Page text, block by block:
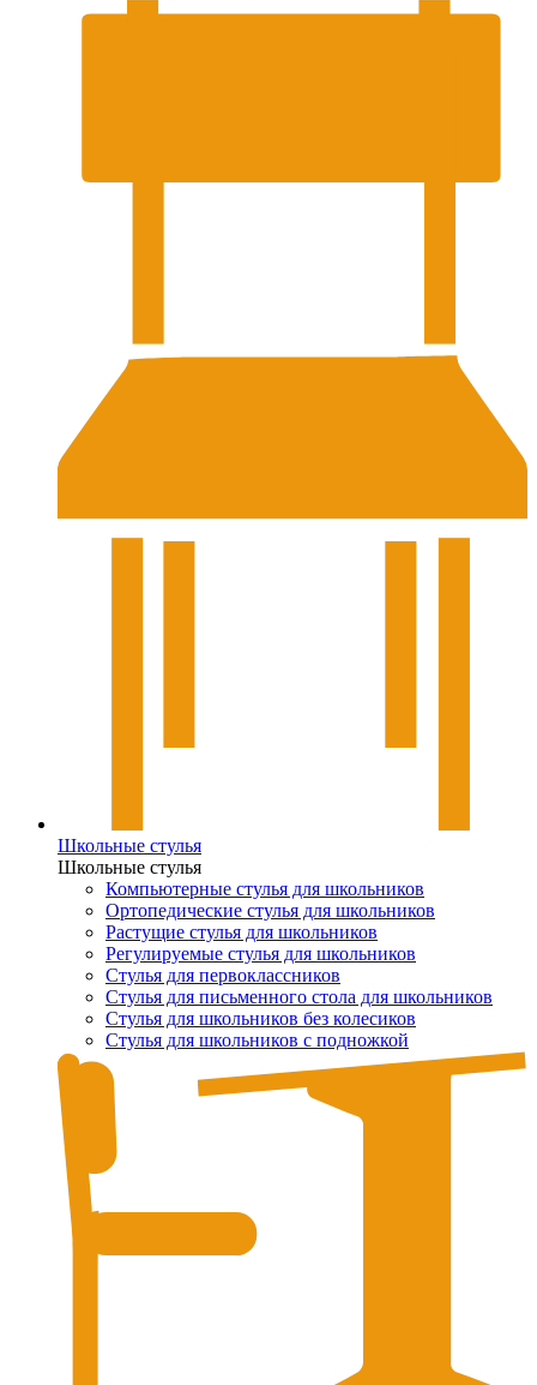
Школьные стулья
Школьные стулья
Компьютерные стулья для школьников
Ортопедические стулья для школьников
Растущие стулья для школьников
Регулируемые стулья для школьников
Стулья для первоклассников
Стулья для письменного стола для школьников
Стулья для школьников без колесиков
Стулья для школьников с подножкой